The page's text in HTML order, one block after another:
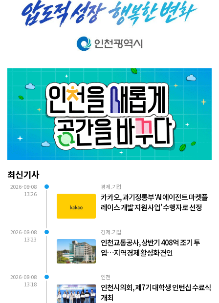
최신기사
2026-08-08
13:26
경제.기업
카카오, 과기정통부 ‘AI 에이전트 마켓플
레이스 개발 지원 사업’ 수행자로 선정
2026-08-08
13:23
경제.기업
인천교통공사, 상반기 408억 조기 투
입…지역경제 활성화 견인
2026-08-08
13:18
인천
인천시의회, 제7기 대학생 인턴십 수료식
개최